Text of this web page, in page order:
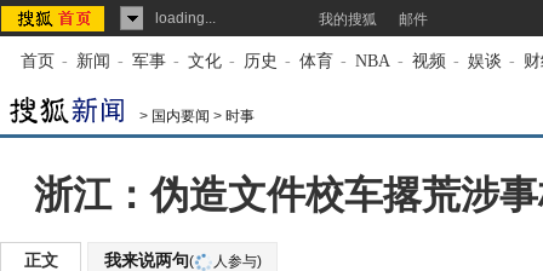
loading... 我的搜狐 邮件
首页 - 新闻 - 军事 - 文化 - 历史 - 体育 - NBA - 视频 - 娱谈 -
> 国内要闻 > 时事
浙江：伪造文件校车撂荒涉
正文 我来说两句( 人参与)